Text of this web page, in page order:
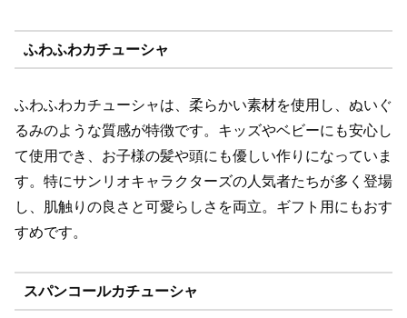
ふわふわカチューシャ
ふわふわカチューシャは、柔らかい素材を使用し、ぬいぐ
るみのような質感が特徴です。キッズやベビーにも安心し
て使用でき、お子様の髪や頭にも優しい作りになっていま
す。特にサンリオキャラクターズの人気者たちが多く登場
し、肌触りの良さと可愛らしさを両立。ギフト用にもおす
すめです。
スパンコールカチューシャ